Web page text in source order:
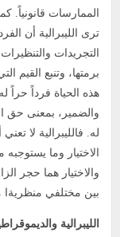
الممارسات قانونياً.
ترى الليبرالية أن
التجريدات
برمتها، وتنبع القيم
هذه الحياة فرداً حراً
والضمير، بمعنى حق
له. فالليبرالية لا
الاختيار وما
والاختيار هما حجر
بين مختلفي منظريةا
الليبرالية